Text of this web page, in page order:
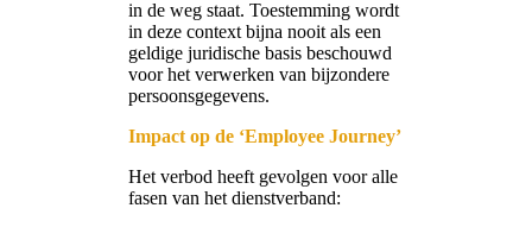
in de weg staat. Toestemming wordt
in deze context bijna nooit als een
geldige juridische basis beschouwd
voor het verwerken van bijzondere
persoonsgegevens.
Impact op de ‘Employee Journey’
Het verbod heeft gevolgen voor alle
fasen van het dienstverband: